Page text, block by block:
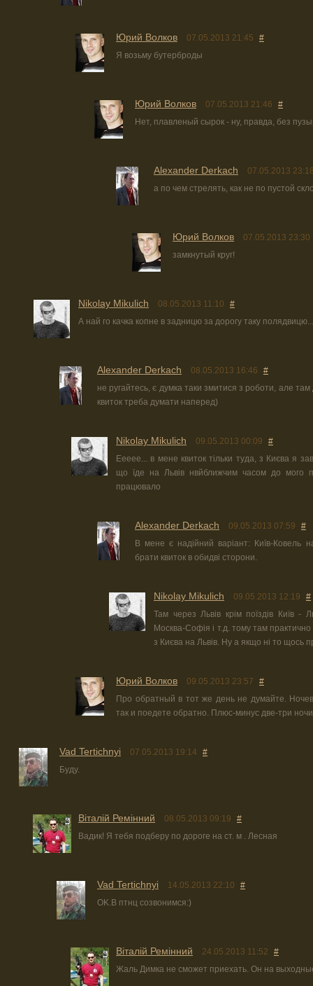
Юрий Волков 07.05.2013 21:45
#
Я возьму бутерброды
Юрий Волков 07.05.2013 21:46
#
Нет, плавленый сырок - ну, правда, без
Alexander Derkach
07.05.2013
а по чем стрелять, как не по пустой
Юрий Волков
07.05.2013 23:30
замкнутый круг!
Nikolay Mikulich 08.05.2013 11:10
#
А най го качка копне в задницю за дорогу таку полядвицю...
Alexander Derkach 08.05.2013 16:46
#
не ругайтесь, є думка таки змитися з роботи, але
квиток треба думати наперед)
Nikolay Mikulich 09.05.2013 00:09
#
Еееее... в мене квиток тільки туда, з Києва я
що їде на Львів нвйближчим часом до мого
працювало
Alexander Derkach 09.05.2013 07:59
#
В мене є надійний варіант: Київ-Ковель
брати квиток в обидві сторони.
Nikolay Mikulich 09.05.2013 12:19
#
Там через Львів крім поїздів Київ -
Москва-Софія і т.д. тому там
з Києва на Львів. Ну а якщо ні то щось
Юрий Волков 09.05.2013 23:57
#
Про обратный в тот же день не думайте.
так и поедете обратно. Плюс-минус две-три
Vad Tertichnyi 07.05.2013 19:14
#
Буду.
Віталій Ремінний 08.05.2013 09:19
#
Вадик! Я тебя подберу по дороге на ст. м . Лесная
Vad Tertichnyi 14.05.2013 22:10
#
OK.В птнц созвонимся:)
Віталій Ремінний 24.05.2013 11:52
#
Жаль Димка не сможет приехать. Он на